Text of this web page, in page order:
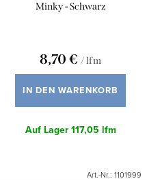
Minky - Schwarz
8,70 € / lfm
IN DEN WARENKORB
Auf Lager117,05 lfm
Art.-Nr.: 1101999